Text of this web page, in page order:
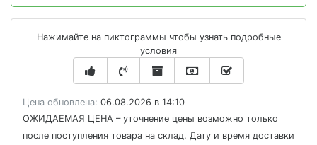
Нажимайте на пиктограммы чтобы узнать подробные
условия
Цена обновлена: 06.08.2026 в 14:10
ОЖИДАЕМАЯ ЦЕНА – уточнение цены возможно только
после поступления товара на склад. Дату и время доставки